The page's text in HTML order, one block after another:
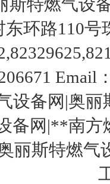
斯特燃气设
东环路110号
Email
设备网|奥
备网|**南方
丽斯特燃气